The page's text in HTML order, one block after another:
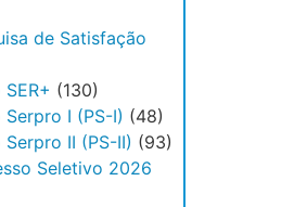
de Satisfação
(130)
Serpro I (PS-I) (48)
Serpro II (PS-II) (93)
Seletivo 2026